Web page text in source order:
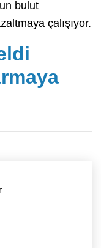
bulut
çalışıyor.